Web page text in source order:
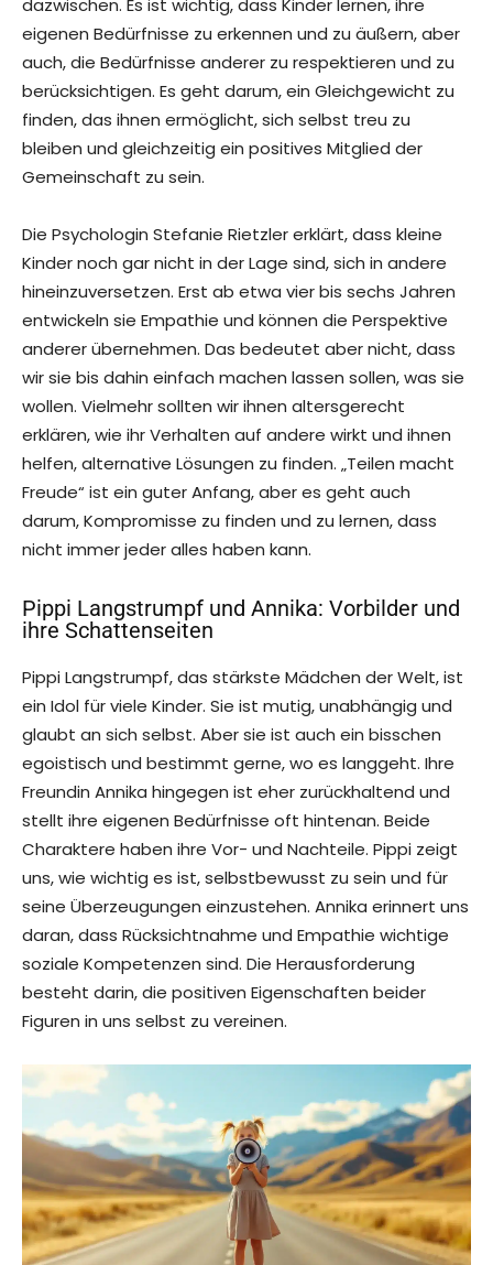
dazwischen. Es ist wichtig, dass Kinder lernen, ihre
eigenen Bedürfnisse zu erkennen und zu äußern, aber
auch, die Bedürfnisse anderer zu respektieren und zu
berücksichtigen. Es geht darum, ein Gleichgewicht zu
finden, das ihnen ermöglicht, sich selbst treu zu
bleiben und gleichzeitig ein positives Mitglied der
Gemeinschaft zu sein.
Die Psychologin Stefanie Rietzler erklärt, dass kleine
Kinder noch gar nicht in der Lage sind, sich in andere
hineinzuversetzen. Erst ab etwa vier bis sechs Jahren
entwickeln sie Empathie und können die Perspektive
anderer übernehmen. Das bedeutet aber nicht, dass
wir sie bis dahin einfach machen lassen sollen, was sie
wollen. Vielmehr sollten wir ihnen altersgerecht
erklären, wie ihr Verhalten auf andere wirkt und ihnen
helfen, alternative Lösungen zu finden. „Teilen macht
Freude“ ist ein guter Anfang, aber es geht auch
darum, Kompromisse zu finden und zu lernen, dass
nicht immer jeder alles haben kann.
Pippi Langstrumpf und Annika: Vorbilder und
ihre Schattenseiten
Pippi Langstrumpf, das stärkste Mädchen der Welt, ist
ein Idol für viele Kinder. Sie ist mutig, unabhängig und
glaubt an sich selbst. Aber sie ist auch ein bisschen
egoistisch und bestimmt gerne, wo es langgeht. Ihre
Freundin Annika hingegen ist eher zurückhaltend und
stellt ihre eigenen Bedürfnisse oft hintenan. Beide
Charaktere haben ihre Vor- und Nachteile. Pippi zeigt
uns, wie wichtig es ist, selbstbewusst zu sein und für
seine Überzeugungen einzustehen. Annika erinnert uns
daran, dass Rücksichtnahme und Empathie wichtige
soziale Kompetenzen sind. Die Herausforderung
besteht darin, die positiven Eigenschaften beider
Figuren in uns selbst zu vereinen.